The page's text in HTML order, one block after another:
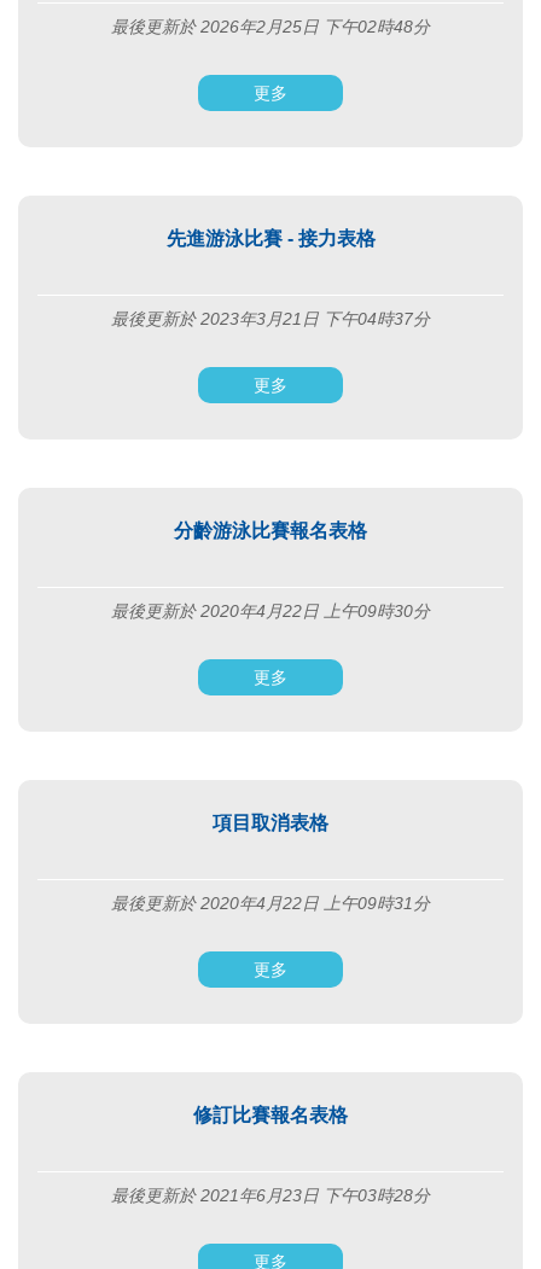
最後更新於 2026年2月25日 下午02時48分
更多
先進游泳比賽 - 接力表格
最後更新於 2023年3月21日 下午04時37分
更多
分齡游泳比賽報名表格
最後更新於 2020年4月22日 上午09時30分
更多
項目取消表格
最後更新於 2020年4月22日 上午09時31分
更多
修訂比賽報名表格
最後更新於 2021年6月23日 下午03時28分
更多